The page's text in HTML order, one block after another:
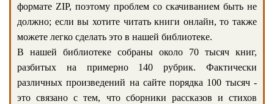
формате ZIP, поэтому проблем со скачиванием быть не
должно; если вы хотите читать книги онлайн, то также
можете легко сделать это в нашей библиотеке.
В нашей библиотеке собраны около 70 тысяч книг,
разбитых на примерно 140 рубрик. Фактически
различных произведений на сайте порядка 100 тысяч -
это связано с тем, что сборники рассказов и стихов